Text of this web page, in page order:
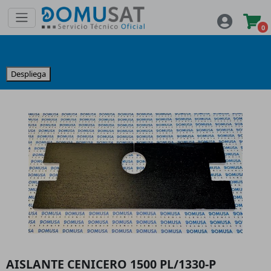
0
Despliega
AISLANTE CENICERO 1500 PL/1330-P